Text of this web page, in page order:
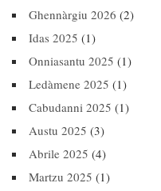
Ghennàrgiu 2026 (2)
Idas 2025 (1)
Onniasantu 2025 (1)
Ledàmene 2025 (1)
Cabudanni 2025 (1)
Austu 2025 (3)
Abrile 2025 (4)
Martzu 2025 (1)